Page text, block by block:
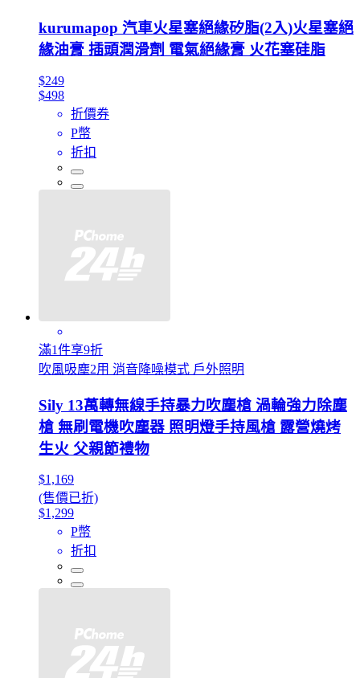
kurumapop 汽車火星塞絕緣矽脂(2入)火星塞絕
緣油膏 插頭潤滑劑 電氣絕緣膏 火花塞硅脂
$249
$498
折價券
P幣
折扣
滿1件享9折
吹風吸塵2用 消音降噪模式 戶外照明
Sily 13萬轉無線手持暴力吹塵槍 渦輪強力除塵
槍 無刷電機吹塵器 照明燈手持風槍 露營燒烤
生火 父親節禮物
$1,169
(售價已折)
$1,299
P幣
折扣